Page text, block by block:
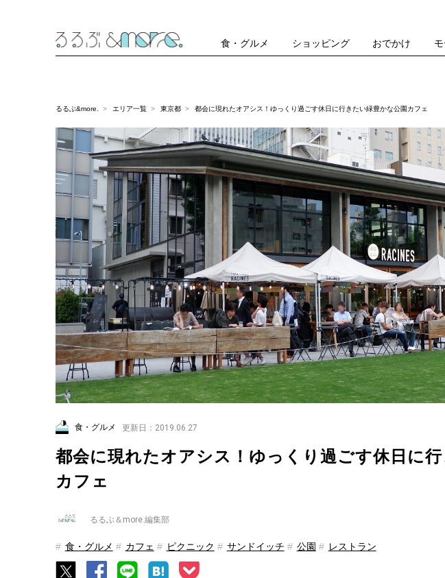
食・グルメ ショッピング おでかけ
るるぶ&more. エリア一覧 東京都 都会に現れたオアシス！ゆっくり過ごす休日に行きたい緑豊かな公園カフェ
食・グルメ 更新日：2019.06.27
都会に現れたオアシス！ゆっくり過ごす休日に
カフェ
るるぶ＆more.編集部
食・グルメ カフェ ピクニック サンドイッチ 公園 レストラン